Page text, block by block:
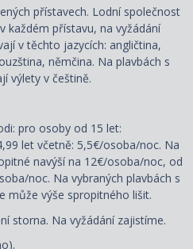
přístavech. Lodní společnost
každém přístavu, na vyžádání
v těchto jazycích: angličtina,
němčina. Na plavbách s
výlety v češtině.
pro osoby od 15 let:
let včetně: 5,5€/osoba/noc. Na
navýší na 12€/osoba/noc, od
noc. Na vybraných plavbách s
může výše spropitného lišit.
storna. Na vyžádání zajistíme.